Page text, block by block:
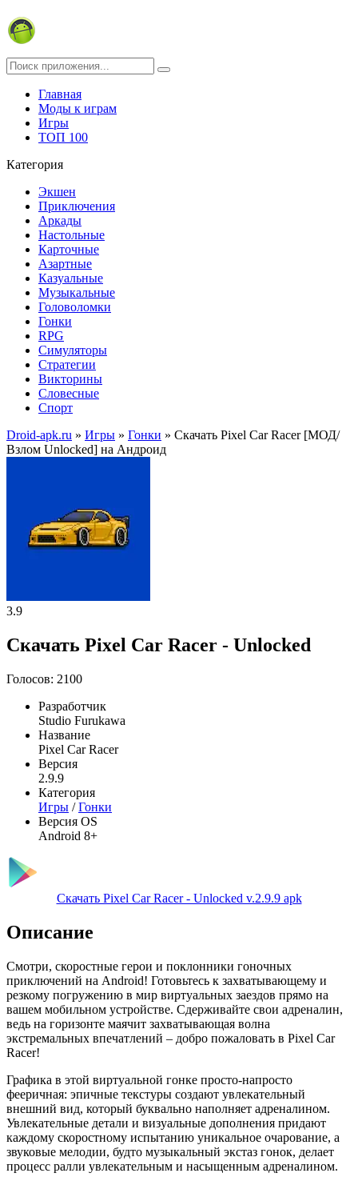
Главная
Моды к играм
Игры
ТОП 100
Категория
Экшен
Приключения
Аркады
Настольные
Карточные
Азартные
Казуальные
Музыкальные
Головоломки
Гонки
RPG
Симуляторы
Стратегии
Викторины
Словесные
Спорт
Droid-apk.ru » Игры » Гонки » Скачать Pixel Car Racer [МОД/
Взлом Unlocked] на Андроид
3.9
Скачать Pixel Car Racer - Unlocked
Голосов: 2100
Разработчик
Studio Furukawa
Название
Pixel Car Racer
Версия
2.9.9
Категория
Игры /Гонки
Версия OS
Android 8+
Скачать Pixel Car Racer - Unlocked v.2.9.9 apk
Описание
Смотри, скоростные герои и поклонники гоночных
приключений на Android! Готовьтесь к захватывающему и
резкому погружению в мир виртуальных заездов прямо на
вашем мобильном устройстве. Сдерживайте свои адреналин,
ведь на горизонте маячит захватывающая волна
экстремальных впечатлений – добро пожаловать в Pixel Car
Racer!
Графика в этой виртуальной гонке просто-напросто
фееричная: эпичные текстуры создают увлекательный
внешний вид, который буквально наполняет адреналином.
Увлекательные детали и визуальные дополнения придают
каждому скоростному испытанию уникальное очарование, а
звуковые мелодии, будто музыкальный экстаз гонок, делает
процесс ралли увлекательным и насыщенным адреналином.